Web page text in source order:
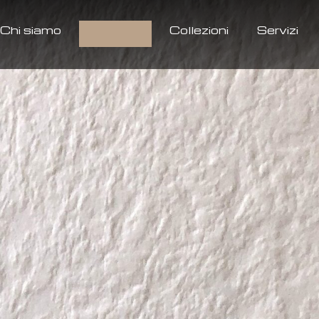
Chi siamo Collezioni Servizi